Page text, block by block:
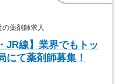
薬剤師求人
JR線】業界でもトッ
にて薬剤師募集！